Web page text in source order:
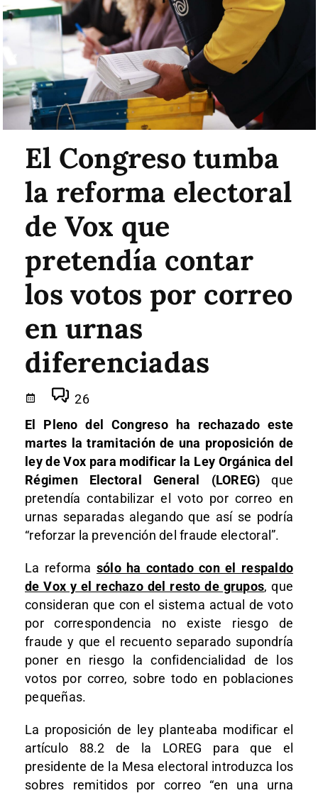
El Congreso tumba
la reforma electoral
de Vox que
pretendía contar
los votos por correo
en urnas
diferenciadas
26
El Pleno del Congreso ha rechazado este
martes la tramitación de una proposición de
ley de Vox para modificar la Ley Orgánica del
Régimen Electoral General (LOREG) que
pretendía contabilizar el voto por correo en
urnas separadas alegando que así se podría
“reforzar la prevención del fraude electoral”.
La reforma sólo ha contado con el respaldo
de Vox y el rechazo del resto de grupos, que
consideran que con el sistema actual de voto
por correspondencia no existe riesgo de
fraude y que el recuento separado supondría
poner en riesgo la confidencialidad de los
votos por correo, sobre todo en poblaciones
pequeñas.
La proposición de ley planteaba modificar el
artículo 88.2 de la LOREG para que el
presidente de la Mesa electoral introduzca los
sobres remitidos por correo “en una urna